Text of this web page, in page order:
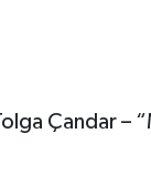
Çandar –